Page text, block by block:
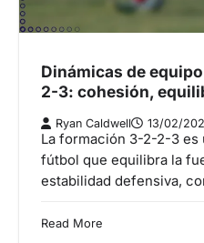
Dinámicas de
2-3: cohesión,
Ryan Caldwell 13/02/
La formación 3-2-2-3 es
fútbol que equilibra la
estabilidad defensiva,
Read More